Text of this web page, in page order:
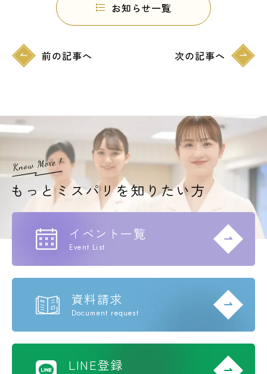
前の記事へ
お知らせ一覧
次の記事へ
イベント一覧
Event List
資料請求
Document request
LINE登録